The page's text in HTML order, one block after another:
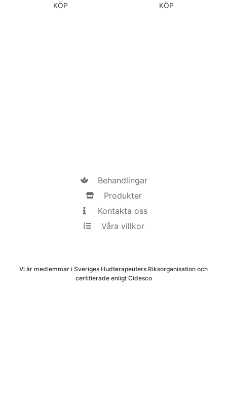
KÖP KÖP
Behandlingar
Produkter
Kontakta oss
Våra villkor
Vi är medlemmar i Sveriges Hudterapeuters Riksorganisation och
certifierade enligt Cidesco